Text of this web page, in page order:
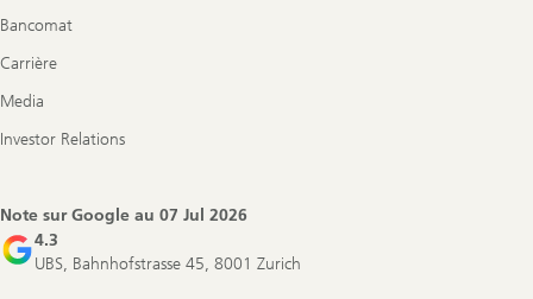
Bancomat
Carrière
Media
Investor Relations
Note sur Google au 07 Jul 2026
4.3
UBS, Bahnhofstrasse 45, 8001 Zurich